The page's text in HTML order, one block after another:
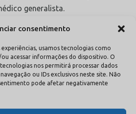
consentimento
usamos tecnologias como
acessar informações do dispositivo. O
nos permitirá processar dados
ou IDs exclusivos neste site. Não
pode afetar negativamente
generalista.
o homem fica desassistido e,
para a sua saúde. Falando,
preventiva e não só de
porque o homem tende a se